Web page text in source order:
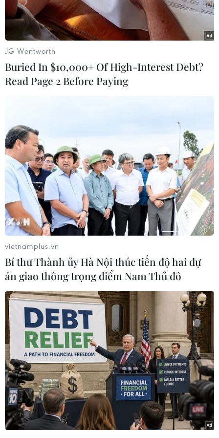
JG Wentworth
Buried In $10,000+ Of High-Interest Debt?
Read Page 2 Before Paying
vietnamplus.vn
Bí thư Thành ủy Hà Nội thúc tiến độ hai dự
án giao thông trọng điểm Nam Thủ đô